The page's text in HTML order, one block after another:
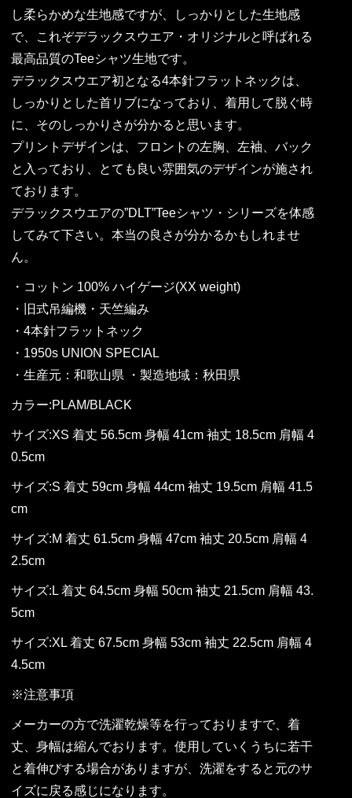
し柔らかめな生地感ですが、しっかりとした生地感
で、これぞデラックスウエア・オリジナルと呼ばれる
最高品質のTeeシャツ生地です。
デラックスウエア初となる4本針フラットネックは、
しっかりとした首リブになっており、着用して脱ぐ時
に、そのしっかりさが分かると思います。
プリントデザインは、フロントの左胸、左袖、バック
と入っており、とても良い雰囲気のデザインが施され
ております。
デラックスウエアの”DLT”Teeシャツ・シリーズを体感
してみて下さい。本当の良さが分かるかもしれませ
ん。
・コットン 100% ハイゲージ(XX weight)
・旧式吊編機・天竺編み
・4本針フラットネック
・1950s UNION SPECIAL
・生産元：和歌山県 ・製造地域：秋田県
カラー:PLAM/BLACK
サイズ:XS 着丈 56.5cm 身幅 41cm 袖丈 18.5cm 肩幅 4
0.5cm
サイズ:S 着丈 59cm 身幅 44cm 袖丈 19.5cm 肩幅 41.5
cm
サイズ:M 着丈 61.5cm 身幅 47cm 袖丈 20.5cm 肩幅 4
2.5cm
サイズ:L 着丈 64.5cm 身幅 50cm 袖丈 21.5cm 肩幅 43.
5cm
サイズ:XL 着丈 67.5cm 身幅 53cm 袖丈 22.5cm 肩幅 4
4.5cm
※注意事項
メーカーの方で洗濯乾燥等を行っておりますで、着
丈、身幅は縮んでおります。使用していくうちに若干
と着伸びする場合がありますが、洗濯をすると元のサ
イズに戻る感じになります。